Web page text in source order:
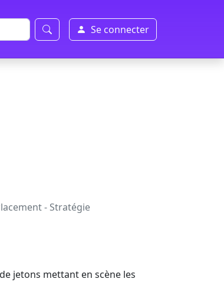
Se connecter
- Stratégie
jetons mettant en scène les